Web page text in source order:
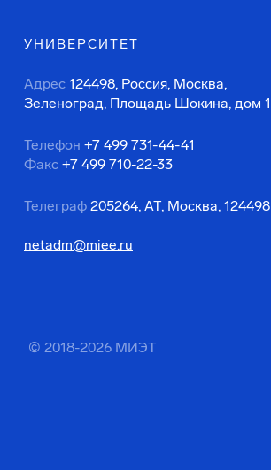
УНИВЕРСИТЕТ
Адрес 124498, Россия, Москва,
Зеленоград, Площадь Шокина, дом 1
Телефон +7 499 731-44-41
Факс +7 499 710-22-33
Телеграф 205264, АТ, Москва, 124498
netadm@miee.ru
© 2018-2026 МИЭТ